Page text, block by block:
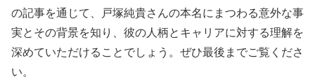
の記事を通じて、戸塚純貴さんの本名にまつわる意外な事
実とその背景を知り、彼の人柄とキャリアに対する理解を
深めていただけることでしょう。ぜひ最後までご覧くださ
い。